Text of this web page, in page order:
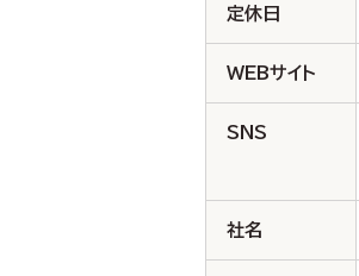
定休日
WEBサイト
SNS
社名